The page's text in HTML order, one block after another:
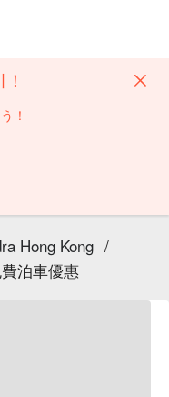
！
Hong Kong /
泊車優惠